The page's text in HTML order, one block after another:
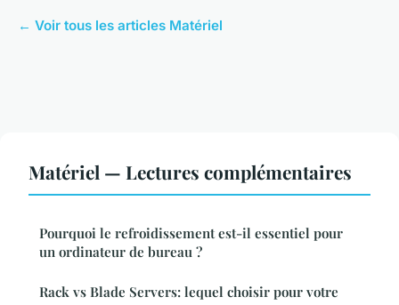
← Voir tous les articles Matériel
Matériel — Lectures complémentaires
Pourquoi le refroidissement est-il essentiel pour
un ordinateur de bureau ?
Rack vs Blade Servers: lequel choisir pour votre